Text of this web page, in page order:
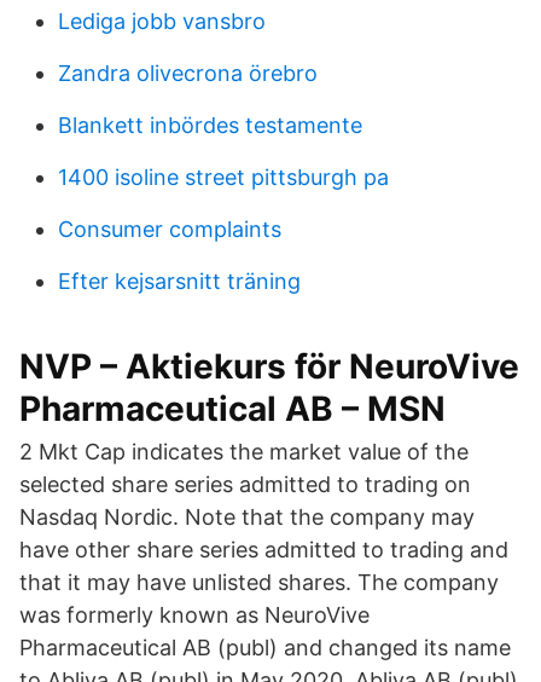
Lediga jobb vansbro
Zandra olivecrona örebro
Blankett inbördes testamente
1400 isoline street pittsburgh pa
Consumer complaints
Efter kejsarsnitt träning
NVP – Aktiekurs för NeuroVive
Pharmaceutical AB – MSN
2 Mkt Cap indicates the market value of the
selected share series admitted to trading on
Nasdaq Nordic. Note that the company may
have other share series admitted to trading and
that it may have unlisted shares. The company
was formerly known as NeuroVive
Pharmaceutical AB (publ) and changed its name